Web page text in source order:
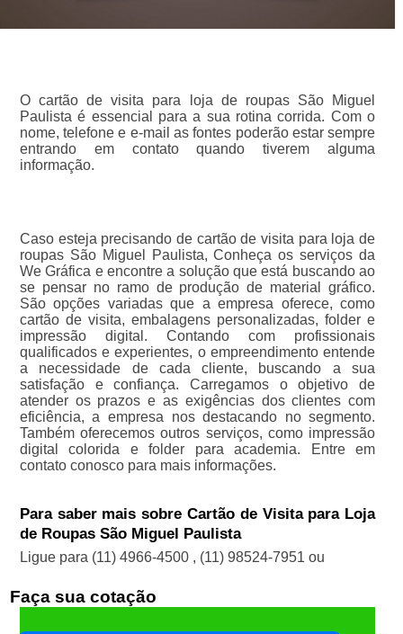
O cartão de visita para loja de roupas São Miguel
Paulista é essencial para a sua rotina corrida. Com o
nome, telefone e e-mail as fontes poderão estar sempre
entrando em contato quando tiverem alguma
informação.
Caso esteja precisando de cartão de visita para loja de
roupas São Miguel Paulista, Conheça os serviços da
We Gráfica e encontre a solução que está buscando ao
se pensar no ramo de produção de material gráfico.
São opções variadas que a empresa oferece, como
cartão de visita, embalagens personalizadas, folder e
impressão digital. Contando com profissionais
qualificados e experientes, o empreendimento entende
a necessidade de cada cliente, buscando a sua
satisfação e confiança. Carregamos o objetivo de
atender os prazos e as exigências dos clientes com
eficiência, a empresa nos destacando no segmento.
Também oferecemos outros serviços, como impressão
digital colorida e folder para academia. Entre em
contato conosco para mais informações.
Para saber mais sobre Cartão de Visita para Loja
de Roupas São Miguel Paulista
Ligue para (11) 4966-4500 , (11) 98524-7951 ou
Faça sua cotação